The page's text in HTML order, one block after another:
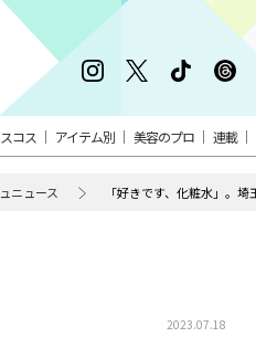
コス アイテム別 美容のプロ 連載
ニュース
2023.07.18